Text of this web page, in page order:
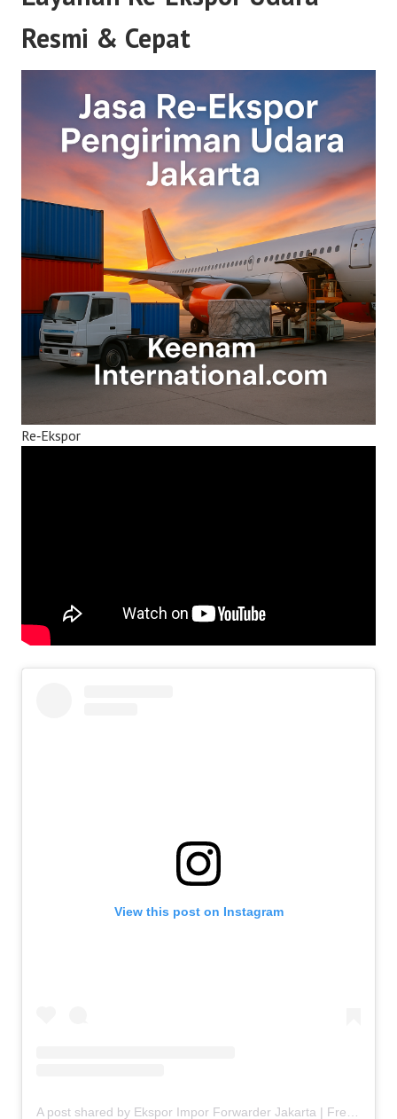
Resmi & Cepat
Re‑Ekspor
View this post on Instagram